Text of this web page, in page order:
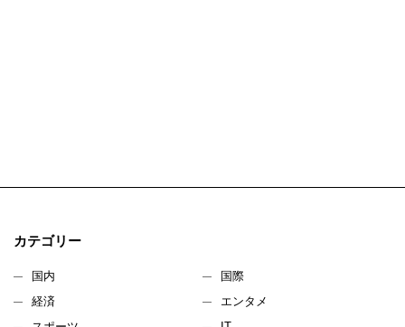
カテゴリー
国内
国際
経済
エンタメ